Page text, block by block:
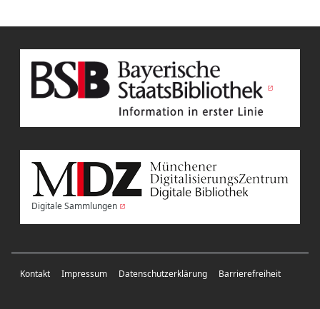
Digitale Sammlungen
Kontakt Impressum Datenschutzerklärung Barrierefreiheit